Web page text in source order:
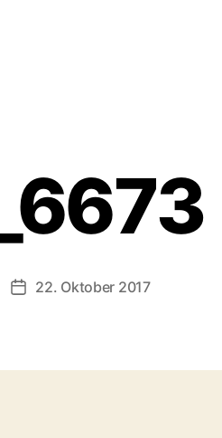
Veröffentlichungsdatum
22. Oktober 2017